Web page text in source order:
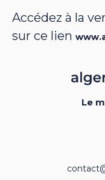
Accédez à la
sur ce lien
Le